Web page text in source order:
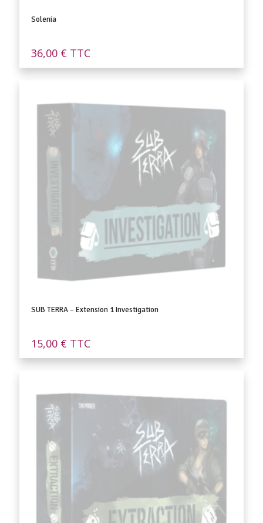
Solenia
36,00 € TTC
SUB TERRA – Extension 1 Investigation
15,00 € TTC